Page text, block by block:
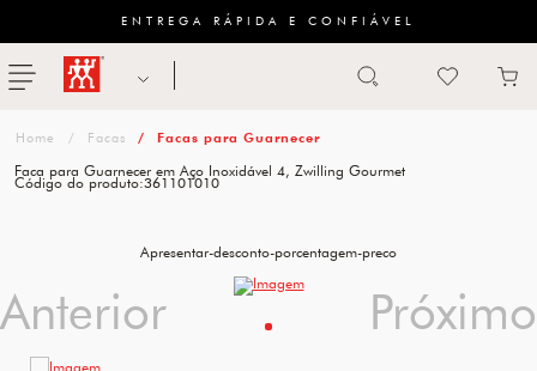
ENTREGA RÁPIDA E CONFIÁVEL
menu ZWILLING
FACAS
TESOURAS
Facas Facas para Guarnecer
Faca para Guarnecer em Aço Inoxidável 4, Zwilling Gourmet
Código do produto:361101010
Apresentar-desconto-porcentagem-preco
Anterior Próximo
Anterior Próximo